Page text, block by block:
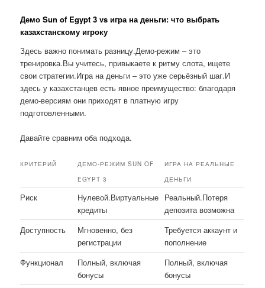
Демо Sun of Egypt 3 vs игра на деньги: что выбрать
казахстанскому игроку
Здесь важно понимать разницу.Демо-режим – это
тренировка.Вы учитесь, привыкаете к ритму слота, ищете
свои стратегии.Игра на деньги – это уже серьёзный шаг.И
здесь у казахстанцев есть явное преимущество: благодаря
демо-версиям они приходят в платную игру
подготовленными.
Давайте сравним оба подхода.
КРИТЕРИЙ
ДЕМО-РЕЖИМ SUN OF
EGYPT 3
ИГРА НА РЕАЛЬНЫЕ
ДЕНЬГИ
Риск
Нулевой.Виртуальные
кредиты
Реальный.Потеря
депозита возможна
Доступность
Мгновенно, без
регистрации
Требуется аккаунт и
пополнение
Функционал
Полный, включая
бонусы
Полный, включая
бонусы